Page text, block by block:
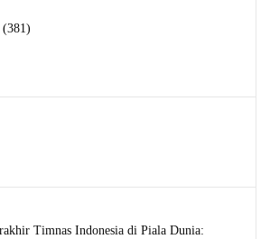
381381
Timnas Indonesia di Piala Dunia: